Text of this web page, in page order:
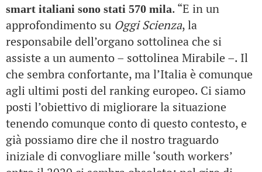
smart italiani sono stati 570 mila. “E in un
approfondimento su Oggi Scienza, la
responsabile dell’organo sottolinea che si
assiste a un aumento – sottolinea Mirabile –. Il
che sembra confortante, ma l’Italia è comunque
agli ultimi posti del ranking europeo. Ci siamo
posti l’obiettivo di migliorare la situazione
tenendo comunque conto di questo contesto, e
già possiamo dire che il nostro traguardo
iniziale di convogliare mille ‘south workers’